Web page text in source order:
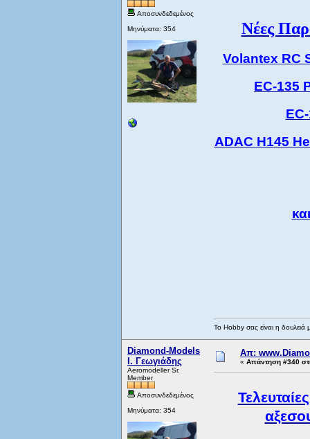
Αποσυνδεδεμένος
Μηνύματα: 354
Νέες
Volantex RC
EC-135
ADAC H145
Το Hobby σας είναι η δουλειά
Diamond-Models
Ι. Γεωγιάδης
Aeromodeller Sr.
Member
Αποσυνδεδεμένος
Μηνύματα: 354
Απ:
« Απάντηση #340